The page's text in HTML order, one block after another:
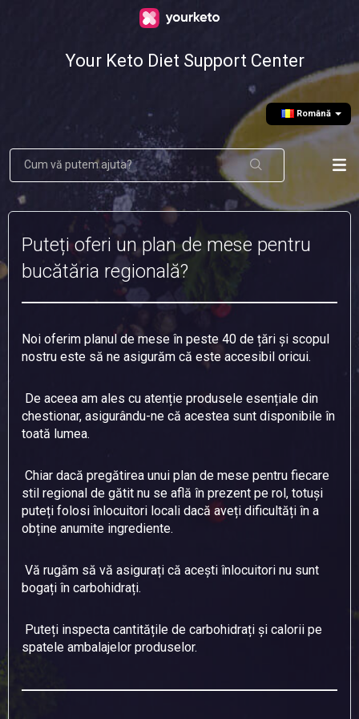
Your Keto Diet Support Center
Română
Puteți oferi un plan de mese pentru
bucătăria regională?
Noi oferim planul de mese în peste 40 de țări și scopul
nostru este să ne asigurăm că este accesibil oricui.
De aceea am ales cu atenție produsele esențiale din
chestionar, asigurându-ne că acestea sunt disponibile în
toată lumea.
Chiar dacă pregătirea unui plan de mese pentru fiecare
stil regional de gătit nu se află în prezent pe rol, totuși
puteți folosi înlocuitori locali dacă aveți dificultăți în a
obține anumite ingrediente.
Vă rugăm să vă asigurați că acești înlocuitori nu sunt
bogați în carbohidrați.
Puteți inspecta cantitățile de carbohidrați și calorii pe
spatele ambalajelor produselor.